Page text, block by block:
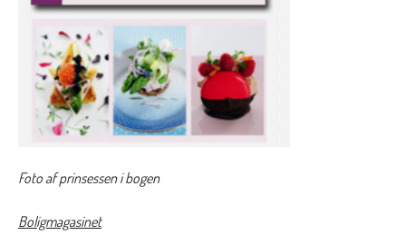
Foto af prinsessen i bogen
Boligmagasinet